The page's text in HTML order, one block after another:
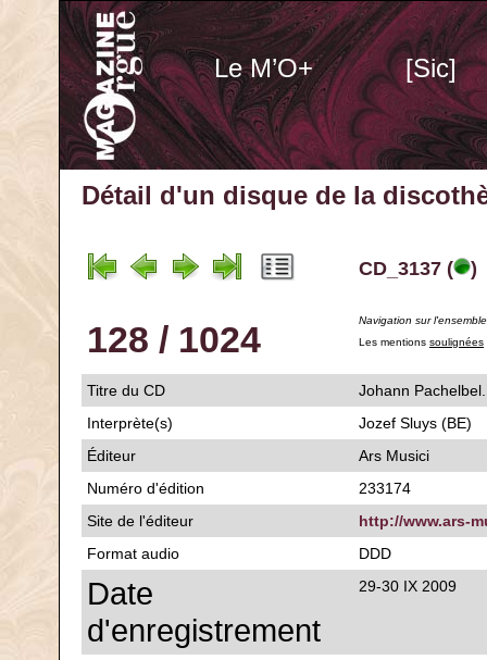
Le M’O+ [Sic]
Détail d'un disque de la
CD_3137 ( )
128 / 1024
Navigation sur
Les mentions soulignées
Titre du CD
Johann
Interprète(s)
Jozef Sluys (BE)
Éditeur
Ars Musici
Numéro d'édition
233174
Site de l'éditeur
http://www.ars-
Format audio
DDD
Date
d'enregistrement
29-30 IX 2009